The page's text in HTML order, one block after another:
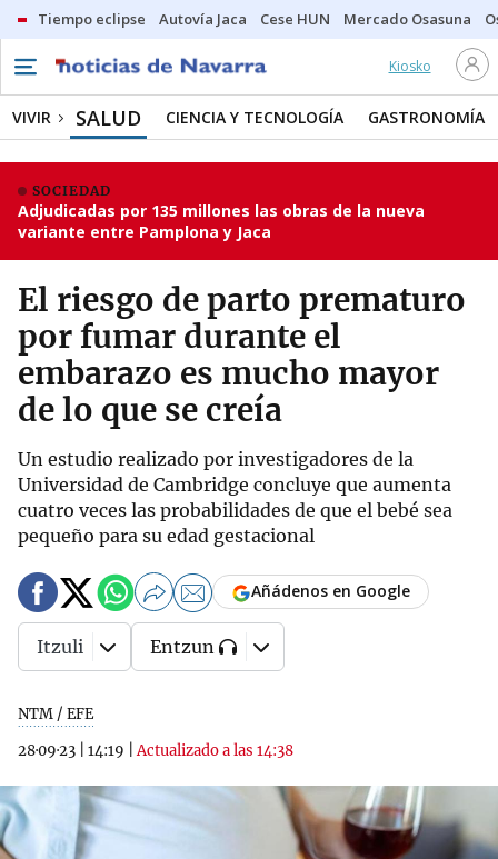
Tiempo eclipse Autovía Jaca Cese HUN Mercado Osasuna
Kiosko
VIVIR SALUD CIENCIA Y TECNOLOGÍA GASTRONOMÍA
SOCIEDAD
Adjudicadas por 135 millones las obras de la nueva
variante entre Pamplona y Jaca
El riesgo de parto prematuro
por fumar durante el
embarazo es mucho mayor
de lo que se creía
Un estudio realizado por investigadores de la
Universidad de Cambridge concluye que aumenta
cuatro veces las probabilidades de que el bebé sea
pequeño para su edad gestacional
NTM / EFE
28·09·23
14:19 |Actualizado a las 14:38
Añádenos en Google
Itzuli Entzun